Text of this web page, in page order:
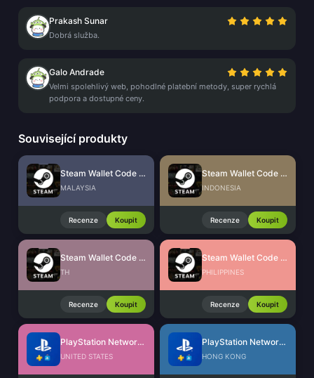
Prakash Sunar
Dobrá služba.
Galo Andrade
Velmi spolehlivý web, pohodlné platební metody, super rychlá
podpora a dostupné ceny.
Související produkty
Steam Wallet Code (MYR)
MALAYSIA
Recenze Koupit
Steam Wallet Code (IDR)
INDONESIA
Recenze Koupit
Steam Wallet Code (THB)
TH
Recenze Koupit
Steam Wallet Code (PHP)
PHILIPPINES
Recenze Koupit
PlayStation Network Card (US)
UNITED STATES
PlayStation Network Card (HK)
HONG KONG